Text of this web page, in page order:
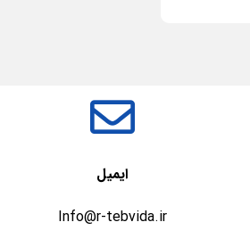
ایمیل
Info@r-tebvida.ir